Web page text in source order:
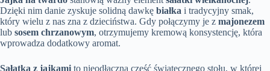
Dzięki nim danie zyskuje solidną dawkę białka i tradycyjny smak,
który wielu z nas zna z dzieciństwa. Gdy połączymy je z majonezem
lub sosem chrzanowym, otrzymujemy kremową konsystencję, która
wprowadza dodatkowy aromat.
Sałatka z jajkami to nieodłączna część świątecznego stołu, w której